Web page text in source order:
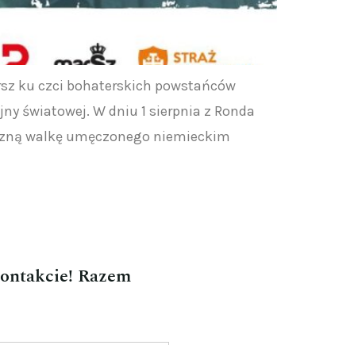
ku czci bohaterskich powstańców
światowej. W dniu 1 sierpnia z Ronda
walkę umęczonego niemieckim
Razem